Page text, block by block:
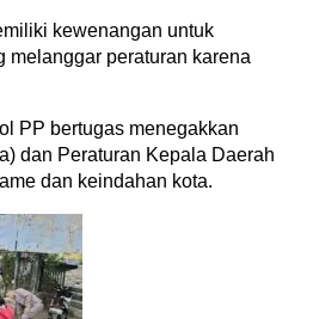
kewenangan untuk
melanggar peraturan karena
PP bertugas menegakkan
dan Peraturan Kepala Daerah
dan keindahan kota.